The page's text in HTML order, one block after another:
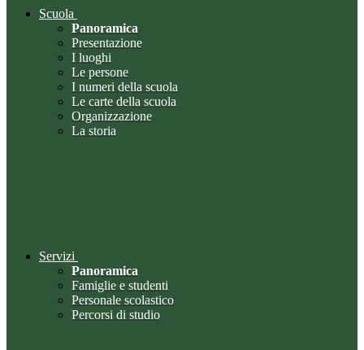
Scuola
Panoramica
Presentazione
I luoghi
Le persone
I numeri della scuola
Le carte della scuola
Organizzazione
La storia
Servizi
Panoramica
Famiglie e studenti
Personale scolastico
Percorsi di studio